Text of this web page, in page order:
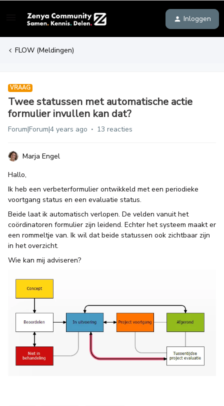
Inloggen
FLOW (Meldingen)
VRAAG
Twee statussen met automatische actie
formulier invullen kan dat?
Forum|Forum|4 years ago 13 reacties
Marja Engel
Hallo,
Ik heb een verbeterformulier ontwikkeld met een periodieke
voortgang status en een evaluatie status.
Beide laat ik automatisch verlopen. De velden vanuit het
coördinatoren formulier zijn leidend. Echter het systeem maakt er
een rommeltje van. Ik wil dat beide statussen ook zichtbaar zijn
in het overzicht.
Wie kan mij adviseren?